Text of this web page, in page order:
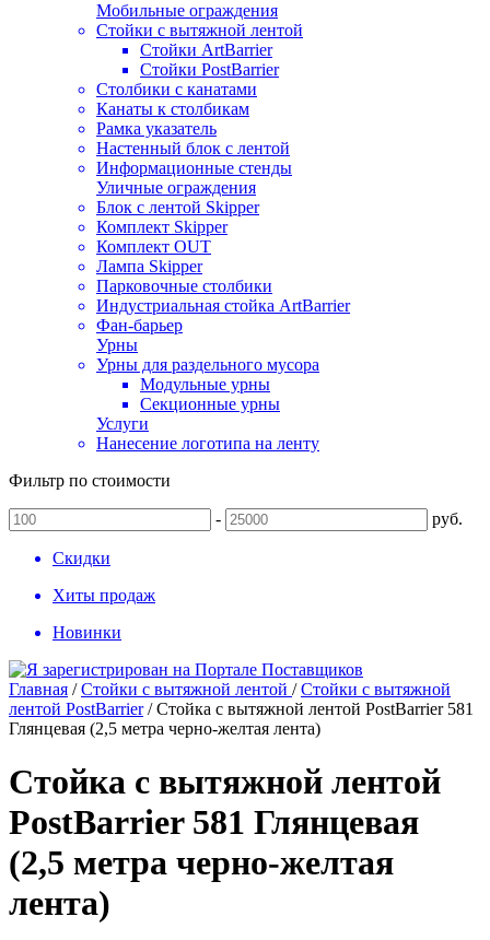
Мобильные ограждения
Стойки с вытяжной лентой
Стойки ArtBarrier
Стойки PostBarrier
Столбики с канатами
Канаты к столбикам
Рамка указатель
Настенный блок с лентой
Информационные стенды
Уличные ограждения
Блок с лентой Skipper
Комплект Skipper
Комплект OUT
Лампа Skipper
Парковочные столбики
Индустриальная стойка ArtBarrier
Фан-барьер
Урны
Урны для раздельного мусора
Модульные урны
Секционные урны
Услуги
Нанесение логотипа на ленту
Фильтр по стоимости
- руб.
Скидки
Хиты продаж
Новинки
Главная /Стойки с вытяжной лентой /Стойки с вытяжной
лентой PostBarrier/Стойка с вытяжной лентой PostBarrier 581
Глянцевая (2,5 метра черно-желтая лента)
Стойка с вытяжной лентой
PostBarrier 581 Глянцевая
(2,5 метра черно-желтая
лента)